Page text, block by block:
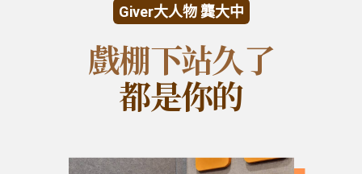
Giver大人物 龔大中
戲棚下站久了
都是你的